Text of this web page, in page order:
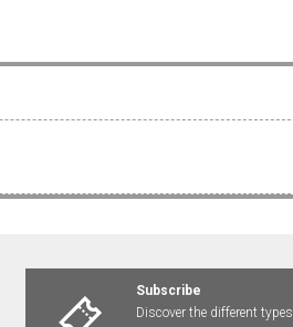
Subscribe
Discover the different types